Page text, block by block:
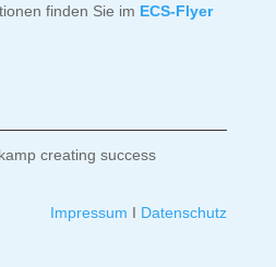
finden Sie im ECS-Flyer
creating success
Impressum I Datenschutz